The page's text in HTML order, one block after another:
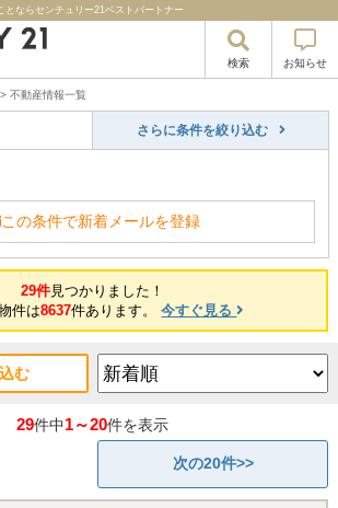
とならセンチュリー21ベストパートナー
検索 お知らせ
> 不動産情報一覧
さらに条件を絞り込む
この条件で新着メールを登録
29件見つかりました！
件は8637件あります。今すぐ見る
む
29件中1～20件を表示
次の20件>>